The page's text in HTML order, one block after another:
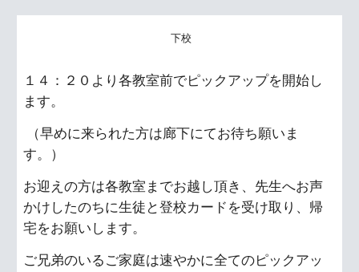
下校
１４：２０より各教室前でピックアップを開始し
ます。
（早めに来られた方は廊下にてお待ち願いま
す。）
お迎えの方は各教室までお越し頂き、先生へお声
かけしたのちに生徒と登校カードを受け取り、帰
宅をお願いします。
ご兄弟のいるご家庭は速やかに全てのピックアッ